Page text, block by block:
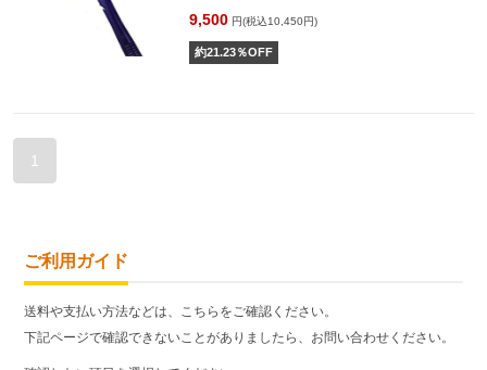
9,500 円(税込10,450円)
約21.23％OFF
1
ご利用ガイド
送料や支払い方法などは、こちらをご確認ください。
下記ページで確認できないことがありましたら、お問い合わせください。